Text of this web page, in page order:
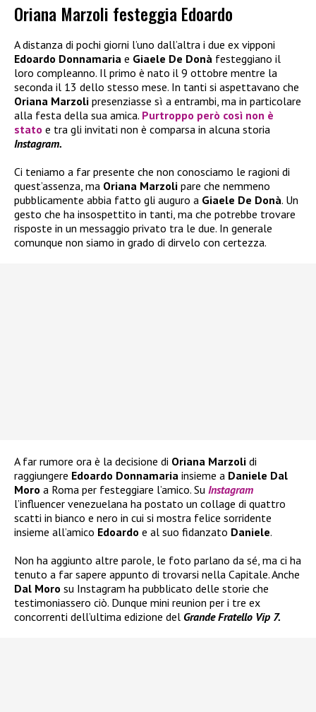
Oriana Marzoli festeggia Edoardo
A distanza di pochi giorni l’uno dall’altra i due ex vipponi
Edoardo Donnamaria e Giaele De Donà festeggiano il
loro compleanno. Il primo è nato il 9 ottobre mentre la
seconda il 13 dello stesso mese. In tanti si aspettavano che
Oriana Marzoli presenziasse sì a entrambi, ma in particolare
alla festa della sua amica. Purtroppo però così non è
stato e tra gli invitati non è comparsa in alcuna storia
Instagram.
Ci teniamo a far presente che non conosciamo le ragioni di
quest’assenza, ma Oriana Marzoli pare che nemmeno
pubblicamente abbia fatto gli auguro a Giaele De Donà. Un
gesto che ha insospettito in tanti, ma che potrebbe trovare
risposte in un messaggio privato tra le due. In generale
comunque non siamo in grado di dirvelo con certezza.
A far rumore ora è la decisione di Oriana Marzoli di
raggiungere Edoardo Donnamaria insieme a Daniele Dal
Moro a Roma per festeggiare l’amico. Su Instagram
l’influencer venezuelana ha postato un collage di quattro
scatti in bianco e nero in cui si mostra felice sorridente
insieme all’amico Edoardo e al suo fidanzato Daniele.
Non ha aggiunto altre parole, le foto parlano da sé, ma ci ha
tenuto a far sapere appunto di trovarsi nella Capitale. Anche
Dal Moro su Instagram ha pubblicato delle storie che
testimoniassero ciò. Dunque mini reunion per i tre ex
concorrenti dell’ultima edizione del Grande Fratello Vip 7.